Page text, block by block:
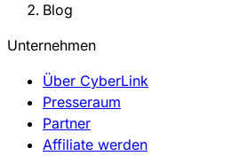
Blog
Unternehmen
Über CyberLink
Presseraum
Partner
Affiliate werden